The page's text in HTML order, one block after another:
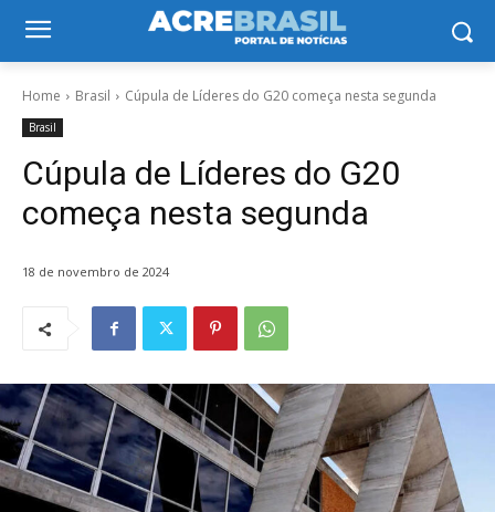
Home Brasil Cúpula de Líderes do G20 começa nesta segunda
Brasil
Cúpula de Líderes do G20
começa nesta segunda
18 de novembro de 2024